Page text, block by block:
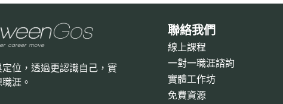
位，透過更認識自己，實
涯。
聯絡我們
線上課程
一對一職涯諮詢
實體工作坊
免費資源